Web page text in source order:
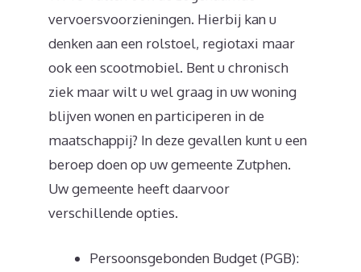
vervoersvoorzieningen. Hierbij kan u
denken aan een rolstoel, regiotaxi maar
ook een scootmobiel. Bent u chronisch
ziek maar wilt u wel graag in uw woning
blijven wonen en participeren in de
maatschappij? In deze gevallen kunt u een
beroep doen op uw gemeente Zutphen.
Uw gemeente heeft daarvoor
verschillende opties.
Persoonsgebonden Budget (PGB):